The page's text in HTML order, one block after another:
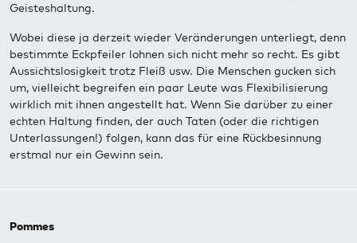
Geisteshaltung.
Wobei diese ja derzeit wieder Veränderungen unterliegt, denn
bestimmte Eckpfeiler lohnen sich nicht mehr so recht. Es gibt
Aussichtslosigkeit trotz Fleiß usw. Die Menschen gucken sich
um, vielleicht begreifen ein paar Leute was Flexibilisierung
wirklich mit ihnen angestellt hat. Wenn Sie darüber zu einer
echten Haltung finden, der auch Taten (oder die richtigen
Unterlassungen!) folgen, kann das für eine Rückbesinnung
erstmal nur ein Gewinn sein.
Pommes